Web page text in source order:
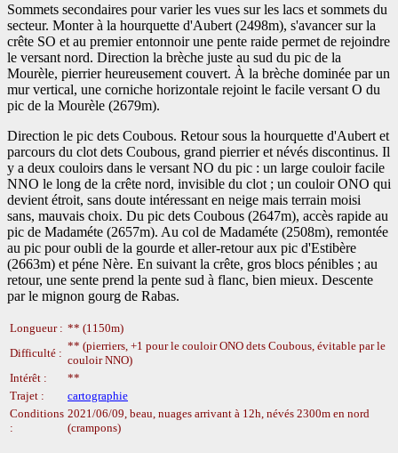
Sommets secondaires pour varier les vues sur les lacs et sommets du
secteur. Monter à la hourquette d'Aubert (2498m), s'avancer sur la
crête SO et au premier entonnoir une pente raide permet de rejoindre
le versant nord. Direction la brèche juste au sud du pic de la
Mourèle, pierrier heureusement couvert. À la brèche dominée par un
mur vertical, une corniche horizontale rejoint le facile versant O du
pic de la Mourèle (2679m).
Direction le pic dets Coubous. Retour sous la hourquette d'Aubert et
parcours du clot dets Coubous, grand pierrier et névés discontinus. Il
y a deux couloirs dans le versant NO du pic : un large couloir facile
NNO le long de la crête nord, invisible du clot ; un couloir ONO qui
devient étroit, sans doute intéressant en neige mais terrain moisi
sans, mauvais choix. Du pic dets Coubous (2647m), accès rapide au
pic de Madaméte (2657m). Au col de Madaméte (2508m), remontée
au pic pour oubli de la gourde et aller-retour aux pic d'Estibère
(2663m) et péne Nère. En suivant la crête, gros blocs pénibles ; au
retour, une sente prend la pente sud à flanc, bien mieux. Descente
par le mignon gourg de Rabas.
Longueur : ** (1150m)
Difficulté :
** (pierriers, +1 pour le couloir ONO dets Coubous, évitable par le
couloir NNO)
Intérêt :
**
Trajet :
cartographie
Conditions
:
2021/06/09, beau, nuages arrivant à 12h, névés 2300m en nord
(crampons)